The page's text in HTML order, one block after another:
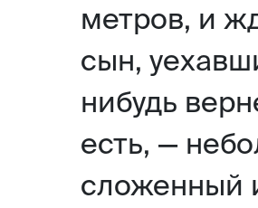
метров, и
сын,
нибудь
есть, —
сложенный